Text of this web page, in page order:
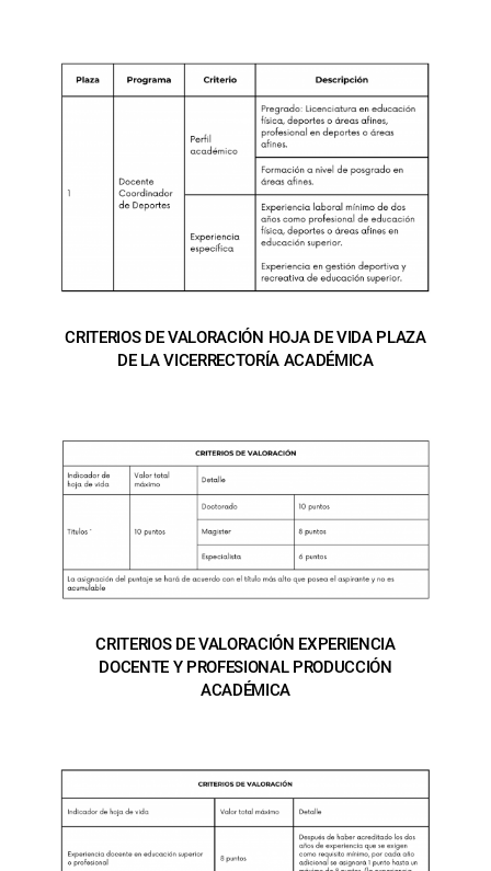
CRITERIOS DE VALORACIÓN HOJA DE VIDA PLAZA
DE LA VICERRECTORÍA ACADÉMICA
CRITERIOS DE VALORACIÓN EXPERIENCIA
DOCENTE Y PROFESIONAL PRODUCCIÓN
ACADÉMICA